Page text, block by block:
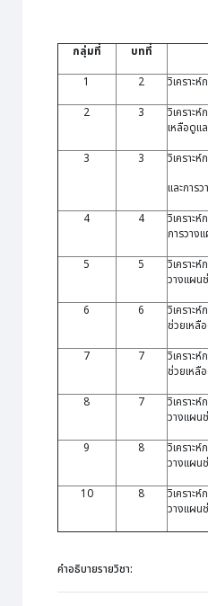
กลุ่มที่ บทที่
1
2
วิเคราะ
2
3
วิเคราะ
เหลือดูแล
3
3
วิเคราะ
และการ
4
4
วิเคราะ
การวาง
5
5
วิเคราะ
วางแผน
6
6
วิเคราะ
ช่วยเหลื
7
7
วิเคราะ
ช่วยเหลื
8
7
วิเคราะ
วางแผน
9
8
วิเคราะ
วางแผน
10
8
วิเคราะ
วางแผน
คำอธิบายรายวิชา: